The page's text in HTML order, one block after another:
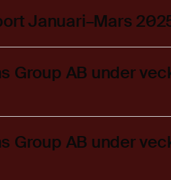
Januari–Mars
Group AB under
Group AB under